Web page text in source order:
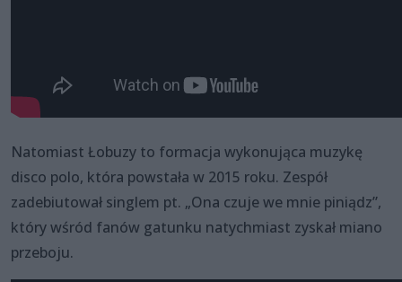
Natomiast Łobuzy to formacja wykonująca muzykę
disco polo, która powstała w 2015 roku. Zespół
zadebiutował singlem pt. „Ona czuje we mnie piniądz”,
który wśród fanów gatunku natychmiast zyskał miano
przeboju.